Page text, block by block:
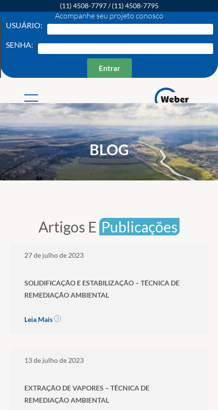
(11) 4508-7797/(11) 4508-7795
Acompanhe seu projeto conosco
USUÁRIO:
SENHA:
Entrar
Weber Ambiental
BLOG
Artigos E Publicações
SOLIDIFICAÇÃO E ESTABILIZAÇÃO – TÉCNICA DE
REMEDIAÇÃO AMBIENTAL
Leia Mais
27 de julho de 2023
EXTRAÇÃO DE VAPORES – TÉCNICA DE
REMEDIAÇÃO AMBIENTAL
13 de julho de 2023